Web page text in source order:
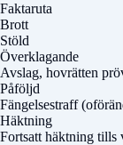
Faktaruta
Brott
Stöld
Överklagande
Avslag, hovrätten
Påföljd
Fängelsestraff
Häktning
Fortsatt häktning tills